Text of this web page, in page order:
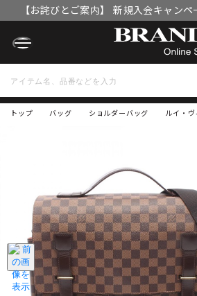
【お詫びとご案内】 新規入会キャン
OFFクーポン」付与漏れと
トップ ルイ・
バッグ ショルダーバッグ